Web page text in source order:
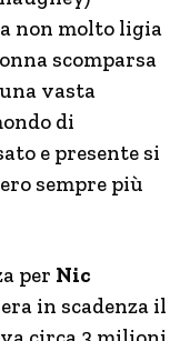
non molto ligia
scomparsa
vasta
di
e presente si
sempre più
per Nic
in scadenza il